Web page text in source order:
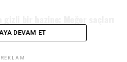
DEVAM ET
REKLAM